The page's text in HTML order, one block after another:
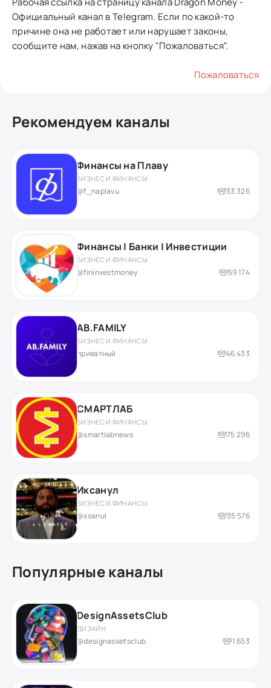
Официальный канал в Telegram. Если по какой-то
причине она не работает или нарушает законы,
сообщите нам, нажав на кнопку "Пожаловаться".
Пожаловаться
Рекомендуем каналы
Финансы на Плаву
БИЗНЕС И ФИНАНСЫ
@f_naplavu 33 326
Финансы | Банки | Инвестиции
БИЗНЕС И ФИНАНСЫ
@fininvestmoney 59 174
AB.FAMILY
БИЗНЕС И ФИНАНСЫ
приватный 46 433
СМАРТЛАБ
БИЗНЕС И ФИНАНСЫ
@smartlabnews 75 296
Иксанул
БИЗНЕС И ФИНАНСЫ
@xsanul 35 576
Популярные каналы
DesignAssetsClub
ДИЗАЙН
@designassetsclub 1 653